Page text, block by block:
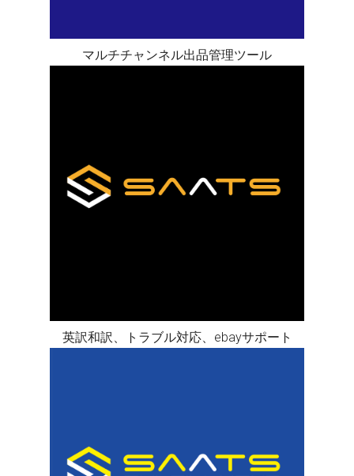
マルチチャンネル出品管理ツール
英訳和訳、トラブル対応、ebayサポート